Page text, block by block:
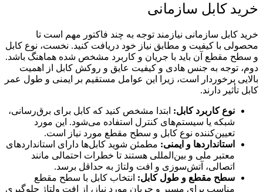
خرید کابل سازمانی
خرید کابل سازمانی نیازمند توجه به چند فاکتور مهم است تا
محصولی با کیفیت و مطابق نیاز خود دریافت کنید. نخست، نوع کابل
و سطح مقطع آن باید با جریان و کاربرد مشخص شده هماهنگ باشد.
دوم، توجه به جنس هادی و کیفیت عایق و روکش کابل از اهمیت
بالایی برخوردار است، زیرا این عوامل مستقیم بر ایمنی و طول عمر
کابل تأثیر دارند.
نوع کاربرد کابل: ابتدا مشخص کنید که کابل برای برق‌رسانی،
شبکه یا سیستم‌های کنترل استفاده می‌شود. این مورد
تعیین‌کننده نوع کابل و سطح مقطع مورد نیاز است.
استانداردها و ایمنی: مطمئن شوید کابل‌ها دارای استانداردهای
معتبر ملی و بین‌المللی هستند تا خطرات احتمالی مانند
اتصالی، آتش‌سوزی و افت ولتاژ به حداقل برسد.
سطح مقطع و طول کابل: انتخاب کابل با سطح مقطع
مناسب برای مسیر و جریان مورد نیاز، از افت ولتاژ جلوگیری